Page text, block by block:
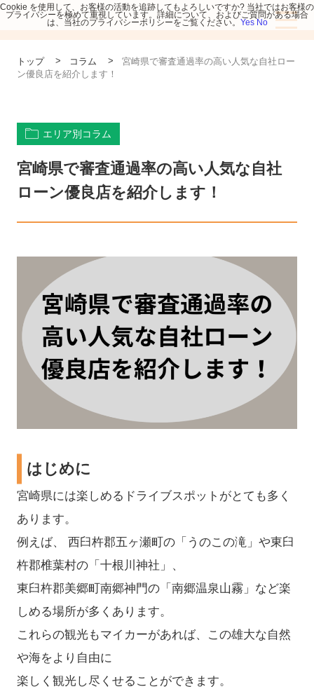
トップ > コラム >
宮崎県で審査通過率の高い人気な自社ロー
ン優良店を紹介します！
エリア別コラム
宮崎県で審査通過率の高い人気な自社
ローン優良店を紹介します！
はじめに
宮崎県には楽しめるドライブスポットがとても多く
あります。
例えば、 西臼杵郡五ヶ瀬町の「うのこの滝」や東臼
杵郡椎葉村の「十根川神社」、
東臼杵郡美郷町南郷神門の「南郷温泉山霧」など楽
しめる場所が多くあります。
これらの観光もマイカーがあれば、この雄大な自然
や海をより自由に
楽しく観光し尽くせることができます。
Cookie を使用して、お客様の活動を追跡してもよろしいですか? 当社ではお客様の
プライバシーを極めて重視しています。詳細について、およびご質問がある場合
は、当社のプライバシーポリシーをご覧ください。 Yes No